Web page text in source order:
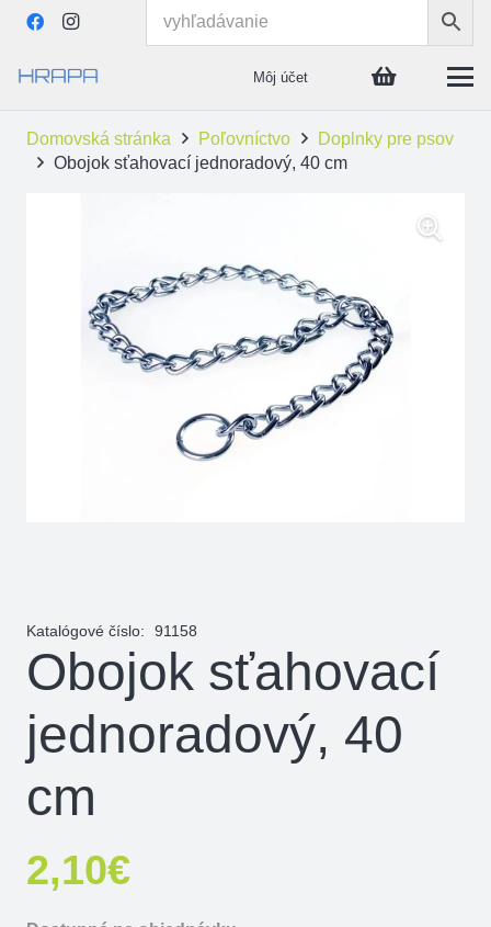
Môj účet
Domovská stránka Poľovníctvo
Doplnky pre psov
Obojok sťahovací jednoradový, 40 cm
Katalógové číslo: 91158
Obojok sťahovací
jednoradový, 40
cm
2,10€